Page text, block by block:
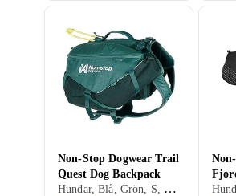
Non-Stop Dogwear Trail
Quest Dog Backpack
Hundar, Blå, Grön, S, M, L, XL, XS